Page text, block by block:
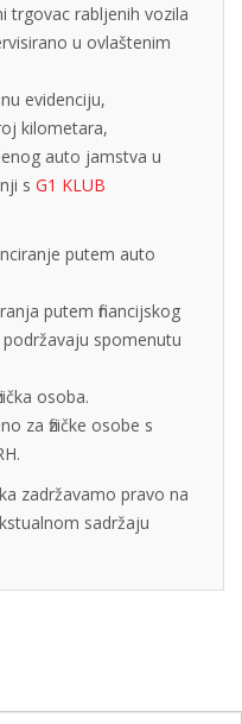
trgovac rabljenih vozila
u ovlaštenim
evidenciju,
kilometara,
auto jamstva u
s G1 KLUB
putem auto
putem financijskog
spomenutu
osoba.
za fizičke osobe s
zadržavamo pravo na
sadržaju